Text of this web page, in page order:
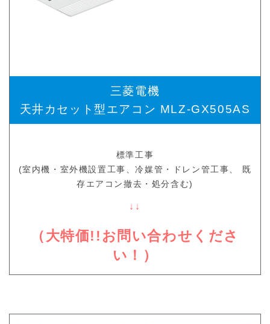
三菱電機
天井カセット型エアコン MLZ-GX505AS
標準工事
(室内機・室外機設置工事、冷媒管・ドレン管工事、 既
存エアコン撤去・処分含む)
↓↓
（大特価!!お問い合わせくださ
い！）